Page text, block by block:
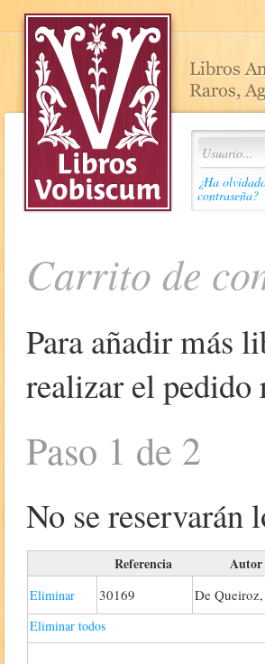
¿Ha
contraseña?
Carrito de
Para añadir más
realizar el pedido
Paso 1 de 2
No se reservarán
Referencia Autor
Eliminar 30169 De
Eliminar todos